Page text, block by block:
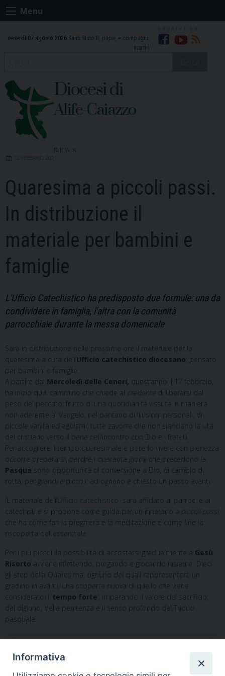
Skip
to
Menu
venerdì 07 agosto 2026 Santi Sisto II, papa, e compagni,
martiri
Facebook
Youtube
RSS
Diocesi di
Alife-Caiazzo
12 FEBBRAIO 2021
Quaresima a piccoli passi.
In distribuzione il
materiale per bambini e
famiglie
L'Ufficio Catechistico ha predisposto due formule: una da
condividere in famiglia, l'altra con la comunità
parrocchiale durante la messa domenicale
Sarà in distribuzione nelle prossime ore il materiale per la
quaresima a cura dell’ Ufficio catechistico diocesano , pensato
per bambini e famiglie.
A partire dal Mercoledì delle Ceneri, quest’anno il 17 febbraio,
ha inizio quel cammino che chiede al
di liberarsi dal
peso del peccato, frutto di una quotidianità vissuta in maniera
non aderente al Vangelo, nel pantano di illusioni personali, di
piccole vanità ed egoismi: tutte zavorre che non slanciano la vita
del cristiano verso il bene nell’incontro con Dio e i fratelli.
Per accogliere il tempo quaresimale e poterlo vivere con pienezza
occorre prepararsi, perché i quaranta giorni che precedono la
Pasqua sono opportunità di conversione a Dio, di cambio di
rotta, per grandi e piccoli: ad ognuno è chiesto un passo avanti.
IL materiale dell’ Ufficio catechistico
sarà affidato ai parroci e ai
catechisti e si propone come guida per un itinerario
che ha come fari la preghiera e la meditazione e come fine la
riscoperta dell’essenziale.
Per i più piccoli la possibilità di accostarsi gradualmente a Gesù
Risorto avviene riflettendo, pregando e giocando insieme. Dieci
gli step della Quaresima, ognuno dei quali rappresenterà un
gradino in avanti, una scoperta nuova di quello che viene
considerato il ‘
tempo forte ‘, imparando il valore del sacrificio,
del digiuno, della penitenza e il senso profondo del Triduo
pasquale.
Informativa